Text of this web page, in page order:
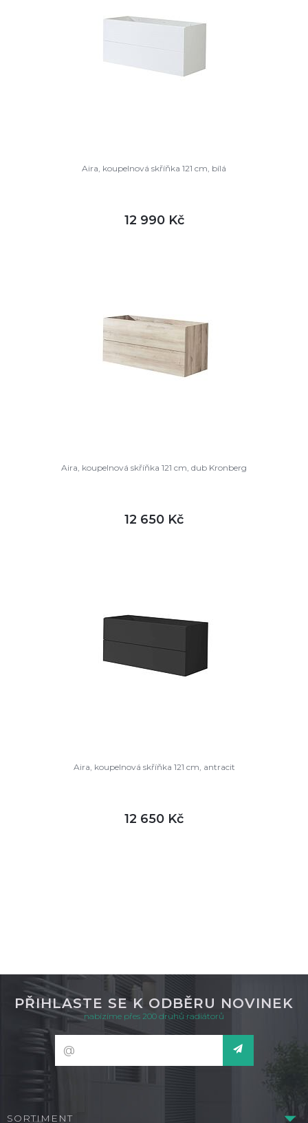
Aira, koupelnová skříňka 121 cm, bílá
12 990 Kč
Aira, koupelnová skříňka 121 cm, dub Kronberg
12 650 Kč
Aira, koupelnová skříňka 121 cm, antracit
12 650 Kč
PŘIHLASTE SE K ODBĚRU NOVINEK
nabízíme přes 200 druhů radiátorů
SORTIMENT